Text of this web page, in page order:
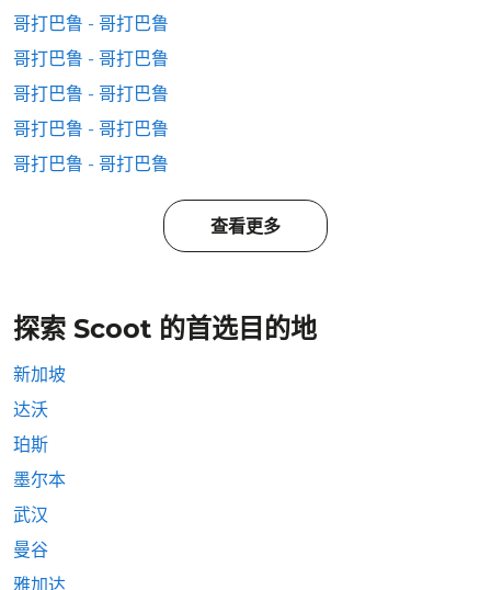
哥打巴鲁 - 哥打巴鲁
哥打巴鲁 - 哥打巴鲁
哥打巴鲁 - 哥打巴鲁
哥打巴鲁 - 哥打巴鲁
哥打巴鲁 - 哥打巴鲁
查看更多
探索 Scoot 的首选目的地
新加坡
达沃
珀斯
墨尔本
武汉
曼谷
雅加达